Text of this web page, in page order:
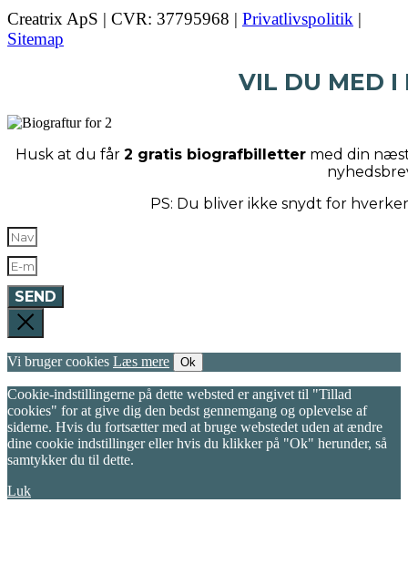
Creatrix ApS | CVR: 37795968 | Privatlivspolitik |
Sitemap
VIL DU MED I
Husk at du får 2 gratis biografbillettermed din
PS: Du bliver ikke snydt for
SEND
Vi bruger cookies Læs mere Ok
Cookie-indstillingerne på dette websted er angivet til "Tillad
cookies" for at give dig den bedst gennemgang og oplevelse af
siderne. Hvis du fortsætter med at bruge webstedet uden at ændre
dine cookie indstillinger eller hvis du klikker på "Ok" herunder, så
samtykker du til dette.
Luk